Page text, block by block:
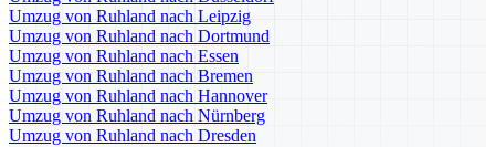
Umzug von Ruhland nach Leipzig
Umzug von Ruhland nach Dortmund
Umzug von Ruhland nach Essen
Umzug von Ruhland nach Bremen
Umzug von Ruhland nach Hannover
Umzug von Ruhland nach Nürnberg
Umzug von Ruhland nach Dresden